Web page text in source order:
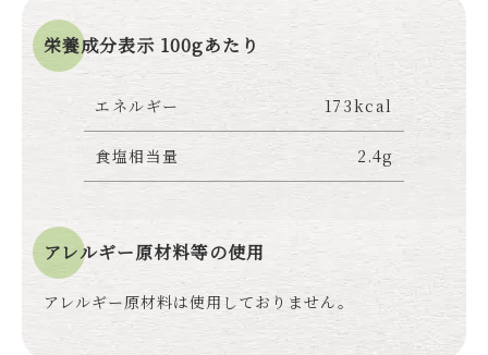
栄養成分表示 100gあたり
エネルギー 173kcal
食塩相当量 2.4g
アレルギー原材料等の使用
アレルギー原材料は使用しておりません。